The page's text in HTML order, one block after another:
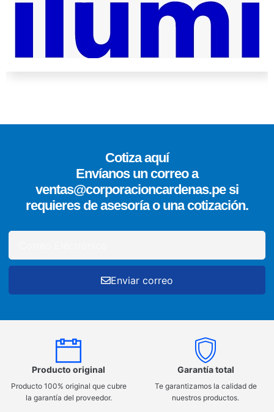
Cotiza aquí
Envíanos un correo a
ventas@corporacioncardenas.pe si
requieres de asesoría o una cotización.
Enviar correo
Producto original
Producto 100% original que cubre
la garantía del proveedor.
Garantía total
Te garantizamos la calidad de
nuestros productos.